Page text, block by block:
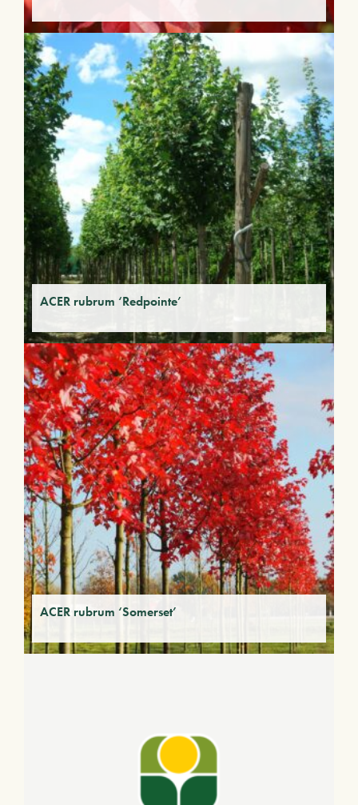
ACER rubrum ‘Redpointe’
ACER rubrum ‘Somerset’